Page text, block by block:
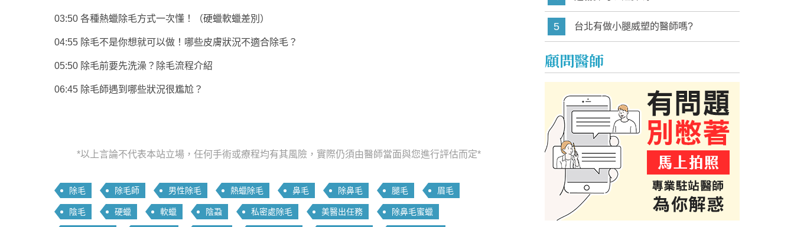
03:50 各種熱蠟除毛方式一次懂！（硬蠟軟蠟差別）
04:55 除毛不是你想就可以做！哪些皮膚狀況不適合除毛？
05:50 除毛前要先洗澡？除毛流程介紹
06:45 除毛師遇到哪些狀況很尷尬？
*以上言論不代表本站立場，任何手術或療程均有其風險，實際仍須由醫師當面與您進行評估而定*
除毛 除毛師 男性除毛 熱蠟除毛 鼻毛 除鼻毛 腿毛 眉毛
陰毛 硬蠟 軟蠟 陰蝨 私密處除毛 美醫出任務 除鼻毛蜜蠟
5 台北有做小腿威塑的醫師嗎?
顧問醫師